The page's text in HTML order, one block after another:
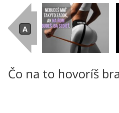
Čo na to hovoríš